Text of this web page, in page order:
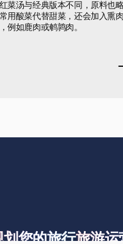
菜汤与经典版本不同，原料也
用酸菜代替甜菜，还会加入熏
例如鹿肉或鹌鹑肉。
划您的旅行旅游运